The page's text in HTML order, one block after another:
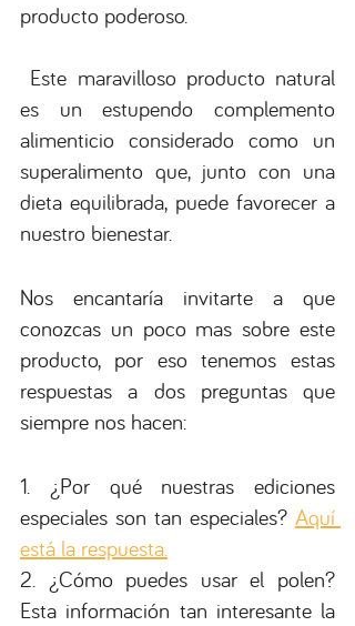
producto poderoso.
Este maravilloso producto natural
es un estupendo complemento
alimenticio considerado como un
superalimento que, junto con una
dieta equilibrada, puede favorecer a
nuestro bienestar.
Nos encantaría invitarte a que
conozcas un poco mas sobre este
producto, por eso tenemos estas
respuestas a dos preguntas que
siempre nos hacen:
1. ¿Por qué nuestras ediciones
especiales son tan especiales? Aquí
está la respuesta.
2. ¿Cómo puedes usar el polen?